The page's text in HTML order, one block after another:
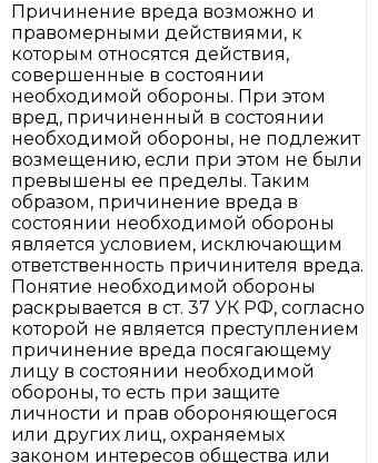
Причинение вреда возможно и
правомерными действиями, к
которым относятся действия,
совершенные в состоянии
необходимой обороны. При этом
вред, причиненный в состоянии
необходимой обороны, не подлежит
возмещению, если при этом не были
превышены ее пределы. Таким
образом, причинение вреда в
состоянии необходимой обороны
является условием, исключающим
ответственность причинителя вреда.
Понятие необходимой обороны
раскрывается в ст. 37 УК РФ, согласно
которой не является преступлением
причинение вреда посягающему
лицу в состоянии необходимой
обороны, то есть при защите
личности и прав обороняющегося
или других лиц, охраняемых
законом интересов общества или